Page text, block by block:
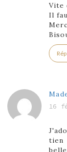
Vite
Il
16
tien